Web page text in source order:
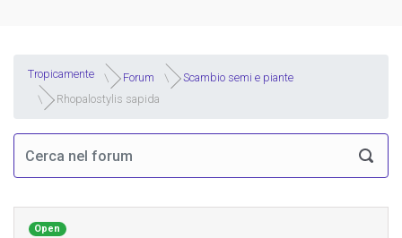
Tropicamente Forum
Scambio semi e piante
Rhopalostylis sapida
Open